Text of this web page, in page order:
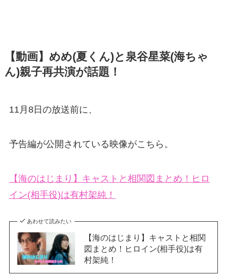
【動画】めめ(夏くん)と泉谷星菜(海ちゃ
ん)親子再共演が話題！
11月8日の放送前に、
予告編が公開されている映像がこちら。
【海のはじまり】キャストと相関図まとめ！ヒロ
イン(相手役)は有村架純！
あわせて読みたい
【海のはじまり】キャストと相関
図まとめ！ヒロイン(相手役)は有
村架純！